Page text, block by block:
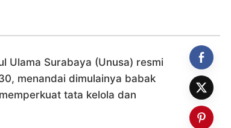
Ulama Surabaya (Unusa) resmi
menandai dimulainya babak
tata kelola dan